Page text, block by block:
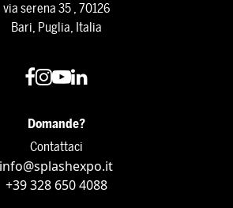
via serena 35 , 70126
Bari, Puglia, Italia
Domande?
Contattaci
info@splashexpo.it
+39 328 650 4088